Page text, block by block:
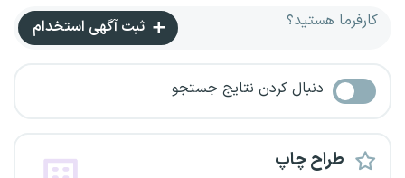
کارفرما هستید؟ ثبت آگهی استخدام
دنبال کردن نتایج جستجو
طراح چاپ